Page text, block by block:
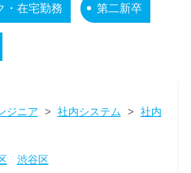
・在宅勤務 第二新卒
ジニア > 社内システム > 社内
渋谷区